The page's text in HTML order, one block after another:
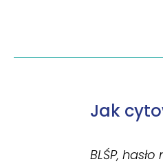
Jak
BLŚP,